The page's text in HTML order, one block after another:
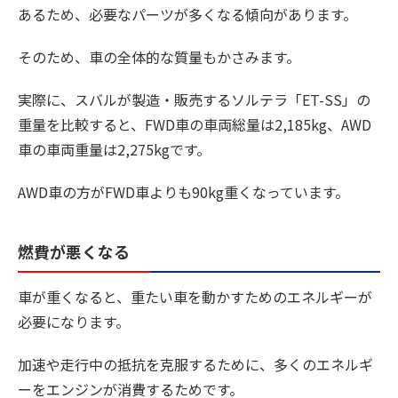
あるため、必要なパーツが多くなる傾向があります。
そのため、車の全体的な質量もかさみます。
実際に、スバルが製造・販売するソルテラ「ET-SS」の
重量を比較すると、FWD車の車両総量は2,185kg、AWD
車の車両重量は2,275kgです。
AWD車の方がFWD車よりも90kg重くなっています。
燃費が悪くなる
車が重くなると、重たい車を動かすためのエネルギーが
必要になります。
加速や走行中の抵抗を克服するために、多くのエネルギ
ーをエンジンが消費するためです。